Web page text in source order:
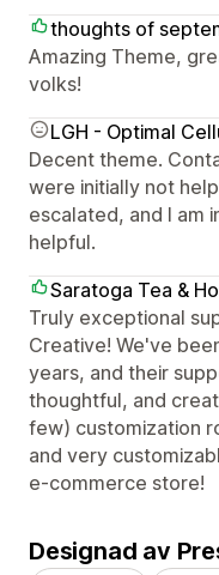
thoughts of
Amazing Theme,
volks!
LGH - Optimal
Decent theme.
were initially not
escalated, and I am
helpful.
Saratoga Tea &
Truly exceptional
Creative! We've
years, and their
thoughtful, and
few) customization
and very
e-commerce store!
Designad av